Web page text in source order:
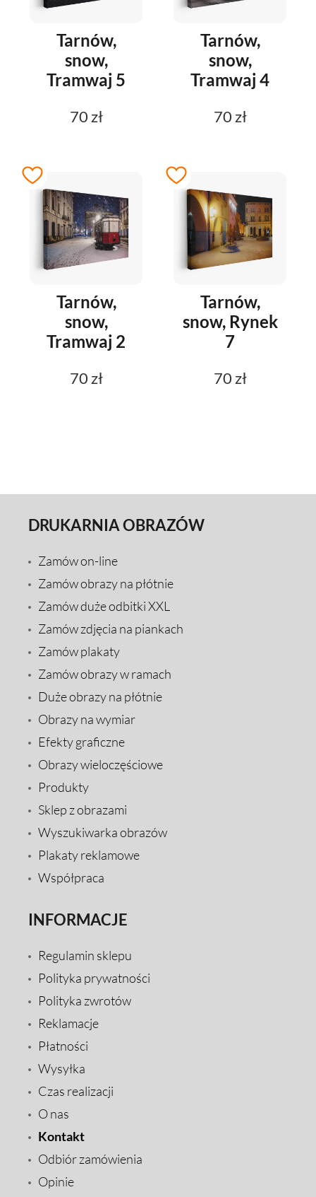
Tarnów,
snow,
Tramwaj 5
70 zł
Tarnów,
snow,
Tramwaj 4
70 zł
Tarnów,
snow,
Tramwaj 2
70 zł
Tarnów,
snow, Rynek
7
70 zł
DRUKARNIA OBRAZÓW
Zamów on-line
Zamów obrazy na płótnie
Zamów duże odbitki XXL
Zamów zdjęcia na piankach
Zamów plakaty
Zamów obrazy w ramach
Duże obrazy na płótnie
Obrazy na wymiar
Efekty graficzne
Obrazy wieloczęściowe
Produkty
Sklep z obrazami
Wyszukiwarka obrazów
Plakaty reklamowe
Współpraca
INFORMACJE
Regulamin sklepu
Polityka prywatności
Polityka zwrotów
Reklamacje
Płatności
Wysyłka
Czas realizacji
O nas
Kontakt
Odbiór zamówienia
Opinie